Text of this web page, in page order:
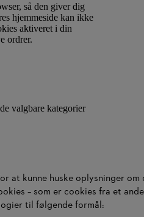
så den giver dig
hjemmeside kan ikke
aktiveret i din
ordrer.
valgbare kategorier
at kunne huske oplysninger om
– som er cookies fra et
til følgende formål: